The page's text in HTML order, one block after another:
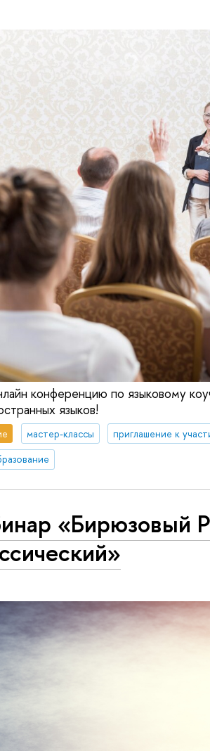
конференцию по языковому
языков!
мастер-классы
приглашение к
«Бирюзовый